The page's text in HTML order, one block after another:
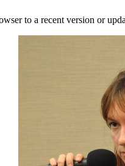
to a recent version or